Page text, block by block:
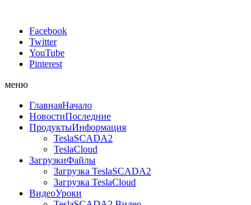
Facebook
Twitter
YouTube
Pinterest
меню
ГлавнаяНачало
НовостиПоследние
ПродуктыИнформация
TeslaSCADA2
TeslaCloud
ЗагрузкиФайлы
Загрузка TeslaSCADA2
Загрузка TeslaCloud
ВидеоУроки